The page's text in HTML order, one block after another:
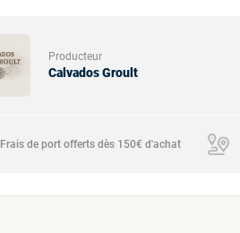
Producteur
Calvados Groult
Frais de port offerts dès 150€ d'achat